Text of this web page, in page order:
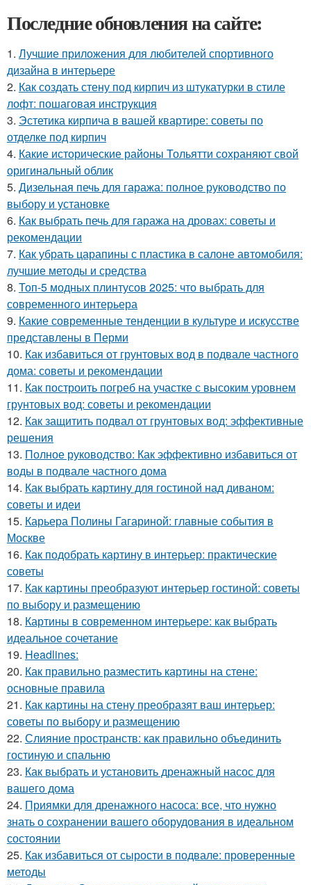
Последние обновления на сайте:
1. Лучшие приложения для любителей спортивного
дизайна в интерьере
2. Как создать стену под кирпич из штукатурки в стиле
лофт: пошаговая инструкция
3. Эстетика кирпича в вашей квартире: советы по
отделке под кирпич
4. Какие исторические районы Тольятти сохраняют свой
оригинальный облик
5. Дизельная печь для гаража: полное руководство по
выбору и установке
6. Как выбрать печь для гаража на дровах: советы и
рекомендации
7. Как убрать царапины с пластика в салоне автомобиля:
лучшие методы и средства
8. Топ-5 модных плинтусов 2025: что выбрать для
современного интерьера
9. Какие современные тенденции в культуре и искусстве
представлены в Перми
10. Как избавиться от грунтовых вод в подвале частного
дома: советы и рекомендации
11. Как построить погреб на участке с высоким уровнем
грунтовых вод: советы и рекомендации
12. Как защитить подвал от грунтовых вод: эффективные
решения
13. Полное руководство: Как эффективно избавиться от
воды в подвале частного дома
14. Как выбрать картину для гостиной над диваном:
советы и идеи
15. Карьера Полины Гагариной: главные события в
Москве
16. Как подобрать картину в интерьер: практические
советы
17. Как картины преобразуют интерьер гостиной: советы
по выбору и размещению
18. Картины в современном интерьере: как выбрать
идеальное сочетание
19. Headlines:
20. Как правильно разместить картины на стене:
основные правила
21. Как картины на стену преобразят ваш интерьер:
советы по выбору и размещению
22. Слияние пространств: как правильно объединить
гостиную и спальню
23. Как выбрать и установить дренажный насос для
вашего дома
24. Приямки для дренажного насоса: все, что нужно
знать о сохранении вашего оборудования в идеальном
состоянии
25. Как избавиться от сырости в подвале: проверенные
методы